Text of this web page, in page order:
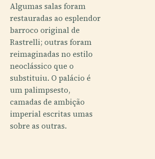
Algumas salas foram
restauradas ao esplendor
barroco original de
Rastrelli; outras foram
reimaginadas no estilo
neoclássico que o
substituiu. O palácio é
um palimpsesto,
camadas de ambição
imperial escritas umas
sobre as outras.